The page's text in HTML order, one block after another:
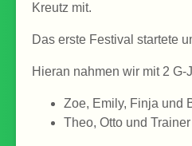
Kreutz mit.
Das erste Festival startete
Hieran nahmen wir mit 2 G-
Zoe, Emily, Finja und
Theo, Otto und